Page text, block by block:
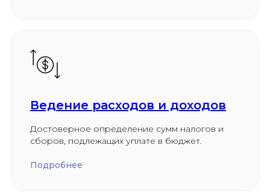
Ведение расходов и доходов
Достоверное определение сумм налогов и
сборов, подлежащих уплате в бюджет.
Подробнее